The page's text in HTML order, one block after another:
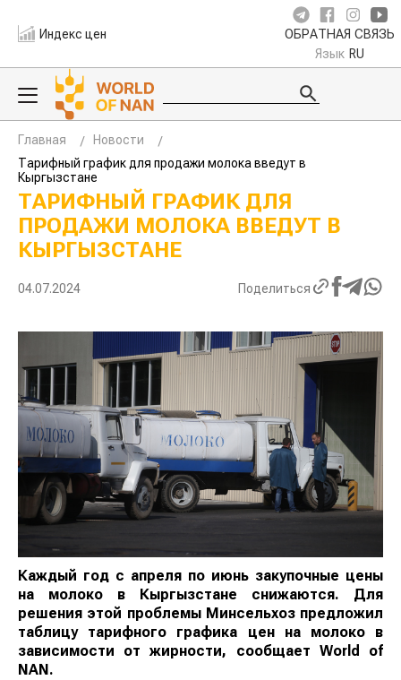
Индекс цен ОБРАТНАЯ СВЯЗЬ
Язык RU
Главная
Новости
Тарифный график для продажи молока введут в
Кыргызстане
ТАРИФНЫЙ ГРАФИК ДЛЯ
ПРОДАЖИ МОЛОКА ВВЕДУТ В
КЫРГЫЗСТАНЕ
04.07.2024 Поделиться
Каждый год с апреля по июнь закупочные цены
на молоко в Кыргызстане снижаются. Для
решения этой проблемы Минсельхоз предложил
таблицу тарифного графика цен на молоко в
зависимости от жирности, сообщает World
of
NAN .